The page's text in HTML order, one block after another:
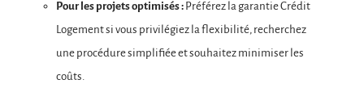
Pour les projets optimisés : Préférez la garantie Crédit
Logement si vous privilégiez la flexibilité, recherchez
une procédure simplifiée et souhaitez minimiser les
coûts.